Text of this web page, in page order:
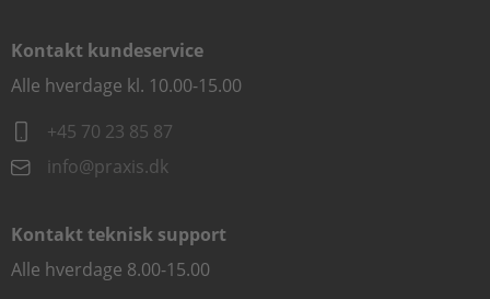
Kontakt kundeservice
Alle hverdage kl. 10.00-15.00
+45 70 23 85 87
info@praxis.dk
Kontakt teknisk support
Alle hverdage 8.00-15.00